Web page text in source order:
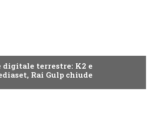
digitale terrestre: K2 e
Rai Gulp chiude